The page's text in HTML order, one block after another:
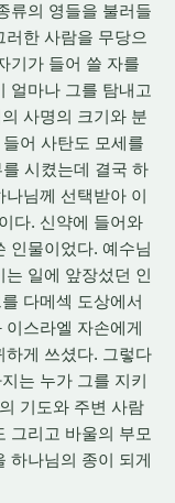
류의 영들을 불러들
한 사람을 무당으
기가 들어 쓸 자를
얼마나 그를 탐내고
사명의 크기와 분
어 사탄도 모세를
시켰는데 결국 하
님께 선택받아 이
다. 신약에 들어와
인물이었다. 예수님
일에 앞장섰던 인
다메섹 도상에서
스라엘 자손에게
하게 쓰셨다. 그렇다
는 누가 그를 지키
기도와 주변 사람
그리고 바울의 부모
하나님의 종이 되게